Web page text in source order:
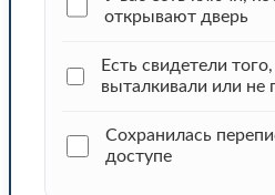
открывают дверь
Есть свидетели
выталкивали или не
Сохранилась
доступе